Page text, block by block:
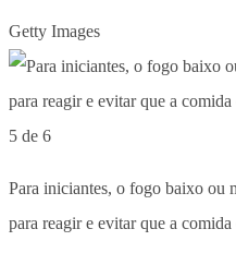
Getty Images
5 de 6
Para iniciantes, o fogo baixo ou
para reagir e evitar que a comida